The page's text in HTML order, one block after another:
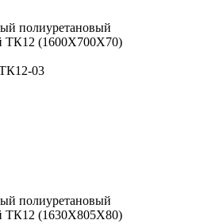
полиуретановый
ТК12 (1600Х700Х70)
03
полиуретановый
ТК12 (1630Х805Х80)